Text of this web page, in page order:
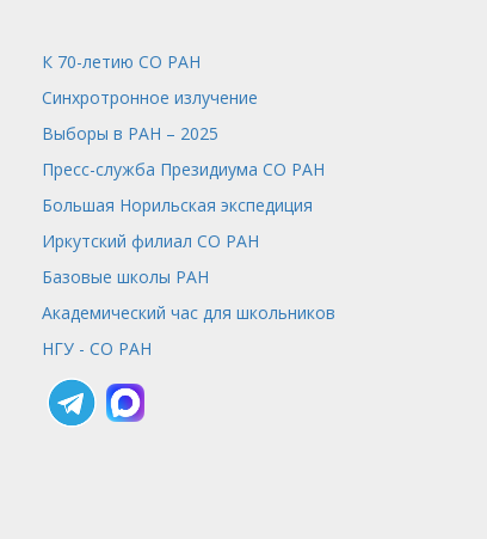
К 70-летию СО РАН
Синхротронное излучение
Выборы в РАН – 2025
Пресс-служба Президиума СО РАН
Большая Норильская экспедиция
Иркутский филиал СО РАН
Базовые школы РАН
Академический час для школьников
НГУ - СО РАН